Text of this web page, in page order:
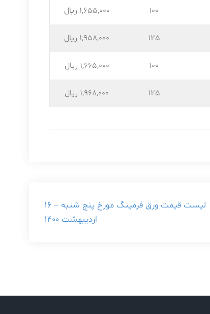
100 1,655,۰۰۰ ریال
125 1,958,۰۰۰ ریال
100 1,665,۰۰۰ ریال
125 1,968,۰۰۰ ریال
لیست قیمت ورق فرمینگ مورخ پنج شنبه – ۱۶
اردیبهشت ۱۴۰۰